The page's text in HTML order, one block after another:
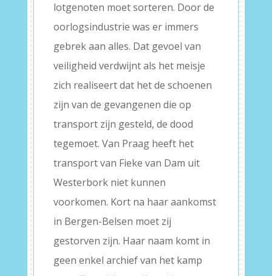
lotgenoten moet sorteren. Door de
oorlogsindustrie was er immers
gebrek aan alles. Dat gevoel van
veiligheid verdwijnt als het meisje
zich realiseert dat het de schoenen
zijn van de gevangenen die op
transport zijn gesteld, de dood
tegemoet. Van Praag heeft het
transport van Fieke van Dam uit
Westerbork niet kunnen
voorkomen. Kort na haar aankomst
in Bergen-Belsen moet zij
gestorven zijn. Haar naam komt in
geen enkel archief van het kamp